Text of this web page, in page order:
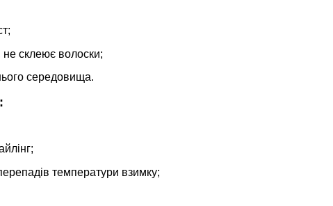
склеює волоски;
середовища.
температури взимку;